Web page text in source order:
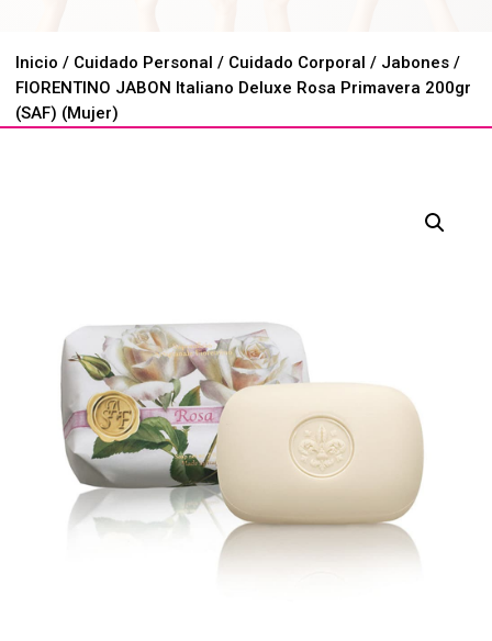
Inicio / Cuidado Personal / Cuidado Corporal / Jabones /
FIORENTINO JABON Italiano Deluxe Rosa Primavera 200gr
(SAF) (Mujer)